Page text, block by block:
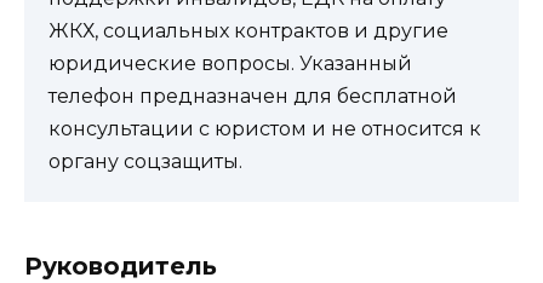
ЖКХ, социальных контрактов и другие
юридические вопросы. Указанный
телефон предназначен для бесплатной
консультации с юристом и не относится к
органу соцзащиты.
Руководитель